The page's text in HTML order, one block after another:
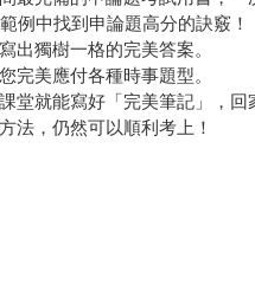
例中找到申論題高分的訣竅！
出獨樹一格的完美答案。
完美應付各種時事題型。
堂就能寫好「完美筆記」，
法，仍然可以順利考上！